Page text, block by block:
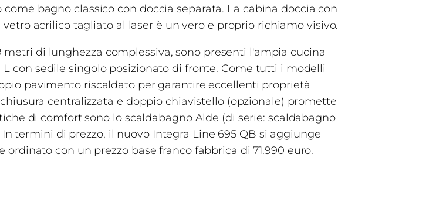
bagno classico con doccia separata. La cabina doccia con
acrilico tagliato al laser è un vero e proprio richiamo visivo.
di lunghezza complessiva, sono presenti l'ampia cucina
con sedile singolo posizionato di fronte. Come tutti i modelli
pavimento riscaldato per garantire eccellenti proprietà
centralizzata e doppio chiavistello (opzionale) promette
di comfort sono lo scaldabagno Alde (di serie: scaldabagno
termini di prezzo, il nuovo Integra Line 695 QB si aggiunge
con un prezzo base franco fabbrica di 71.990 euro.